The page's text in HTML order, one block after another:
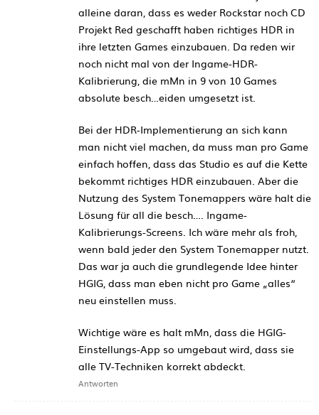
alleine daran, dass es weder Rockstar noch CD
Projekt Red geschafft haben richtiges HDR in
ihre letzten Games einzubauen. Da reden wir
noch nicht mal von der Ingame-HDR-
Kalibrierung, die mMn in 9 von 10 Games
absolute besch…eiden umgesetzt ist.
Bei der HDR-Implementierung an sich kann
man nicht viel machen, da muss man pro Game
einfach hoffen, dass das Studio es auf die Kette
bekommt richtiges HDR einzubauen. Aber die
Nutzung des System Tonemappers wäre halt die
Lösung für all die besch…. Ingame-
Kalibrierungs-Screens. Ich wäre mehr als froh,
wenn bald jeder den System Tonemapper nutzt.
Das war ja auch die grundlegende Idee hinter
HGIG, dass man eben nicht pro Game „alles“
neu einstellen muss.
Wichtige wäre es halt mMn, dass die HGIG-
Einstellungs-App so umgebaut wird, dass sie
alle TV-Techniken korrekt abdeckt.
Antworten